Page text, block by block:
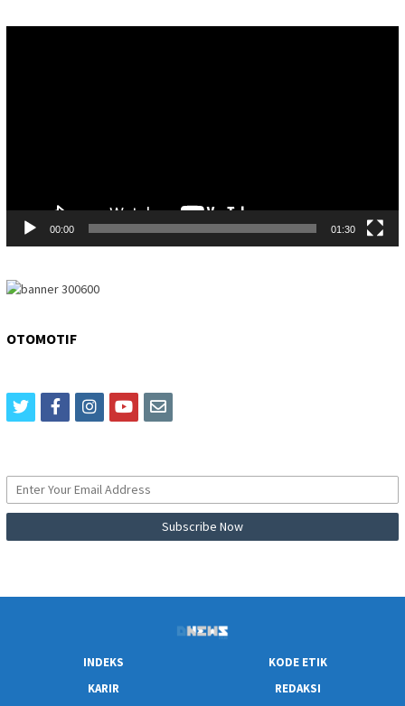
00:00 01:30
OTOMOTIF
twitterfacebookinstagram
youtubeemail
INDEKS
KODE ETIK
KARIR
REDAKSI